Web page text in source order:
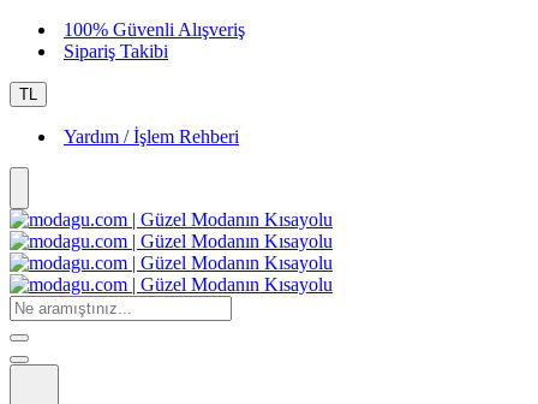
100% Güvenli Alışveriş
Sipariş Takibi
TL
Yardım / İşlem Rehberi